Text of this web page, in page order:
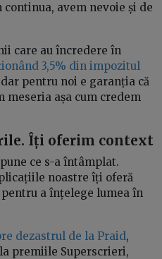
avem nevoie și de
care au încredere în
3,5% din impozitul
pentru noi e garanția că
meseria așa cum credem
Îți oferim context
ce s-a întâmplat.
noastre îți oferă
a înțelege lumea în
dezastrul de la Praid,
premiile Superscrieri,